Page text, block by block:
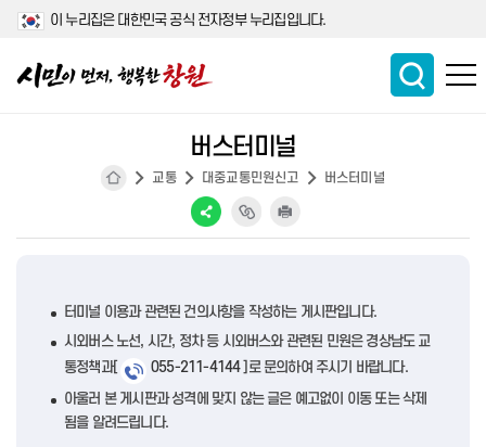
이 누리집은 대한민국 공식 전자정부 누리집입니다.
교통 대중교통민원신고 버스터미널
버스터미널
터미널 이용과 관련된 건의사항을 작성하는 게시판입니다.
시외버스 노선, 시간, 정차 등 시외버스와 관련된 민원은 경상남도 교
통정책과[
055-211-4144 ]로 문의하여 주시기 바랍니다.
아울러 본 게시판과 성격에 맞지 않는 글은 예고없이 이동 또는 삭제
됨을 알려드립니다.